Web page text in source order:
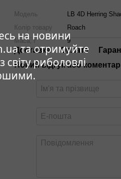
на новини
та отримуйте
світу риболовлі
Мoдель
LB 4D Herring
Колір товару
Roach
Маса, г
9
Доставка Оплата
Новий відгук або коментар